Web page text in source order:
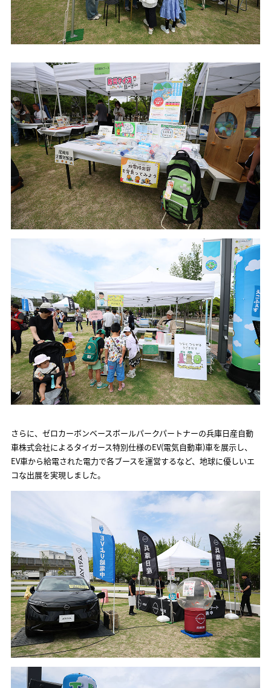
さらに、ゼロカーボンベースボールパークパートナーの兵庫日産自動
車株式会社によるタイガース特別仕様のEV(電気自動車)車を展示し、
EV車から給電された電力で各ブースを運営するなど、地球に優しいエ
コな出展を実現しました。